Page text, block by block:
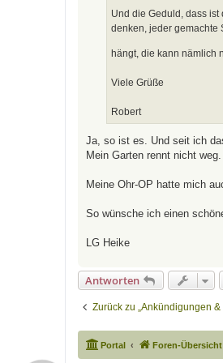
Und die Geduld, dass
denken, jeder gemachte
hängt, die kann nämlich
Viele Grüße
Robert
Ja, so ist es. Und seit ich
Mein Garten rennt nicht weg.
Meine Ohr-OP hatte mich
So wünsche ich einen
LG Heike
Antworten
Zurück zu „Ankündigungen
Portal Foren-Übersicht